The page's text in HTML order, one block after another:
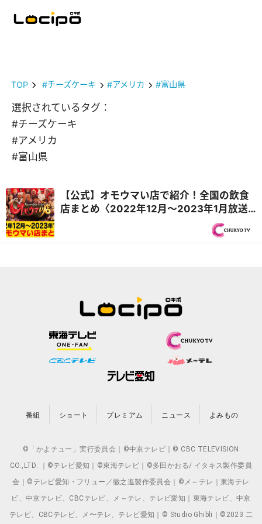
TOP #チーズケーキ #アメリカ #富山県
選択されているタグ：
#チーズケーキ
#アメリカ
#富山県
【公式】オモウマい店で紹介！全国の飲食
店まとめ〈2022年12月〜2023年1月放送
番組 ショート プレミアム ニュース よみもの
©「かよチュー」実行委員会｜©中京テレビ｜© CBC TELEVISION
CO.,LTD. ｜©テレビ愛知｜©東海テレビ｜©多田かおる/ イタキス製作委員
会｜©テレビ愛知・フリュー／徹之進製作委員会｜©メ～テレ｜東海テレ
ビ、中京テレビ、CBCテレビ、メ～テレ、テレビ愛知｜東海テレビ、中京
テレビ、CBCテレビ、メ〜テレ、テレビ愛知｜© Studio Ghibli｜©2023 二